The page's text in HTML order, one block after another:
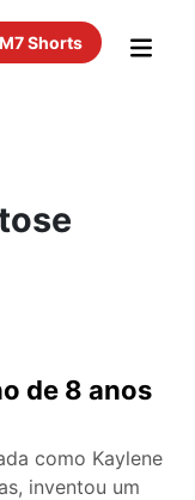
Shorts
de 8 anos
como Kaylene
inventou um